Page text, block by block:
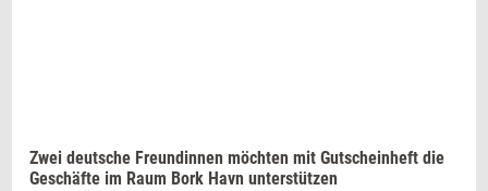
Zwei deut­sche Fre­un­din­nen möchten mit Gut­sche­in­h­eft die
Geschäfte im Raum Bork Havn unterstützen